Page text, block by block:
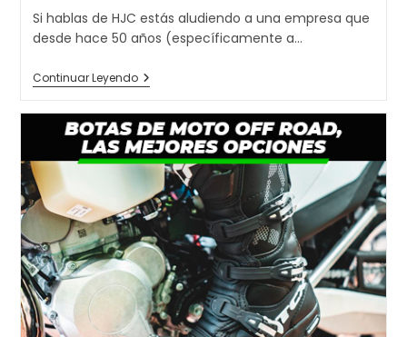
la
entrada:
Si hablas de HJC estás aludiendo a una empresa que
desde hace 50 años (específicamente a…
Continuar LeyendoHJC:
La
Opción
De
Cascos
En
El
Mercado